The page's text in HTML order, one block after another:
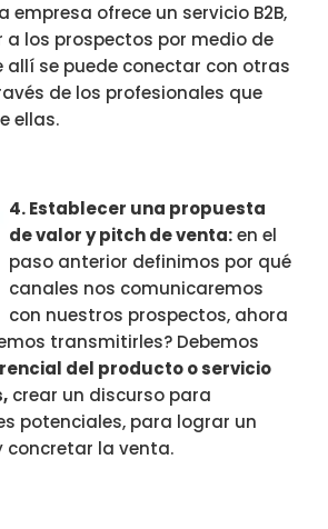
empresa ofrece un servicio B2B,
a los prospectos por medio de
allí se puede conectar con otras
de los profesionales que
ellas.
4. Establecer una propuesta
de valor y pitch de venta:en el
paso anterior definimos por qué
canales nos comunicaremos
con nuestros prospectos, ahora
transmitirles? Debemos
del producto o servicio
crear un discurso para
potenciales, para lograr un
concretar la venta.